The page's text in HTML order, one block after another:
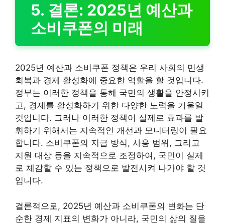
5. 결론: 2025년 예산과
소비쿠폰의 미래
2025년 예산과 소비쿠폰 정책은 우리 사회의 민생
회복과 경제 활성화에 중요한 역할을 할 것입니다.
정부는 이러한 정책을 통해 국민의 생활을 안정시키
고, 경제를 활성화하기 위한 다양한 노력을 기울일
것입니다. 그러나 이러한 정책이 실제로 효과를 발
휘하기 위해서는 지속적인 개선과 모니터링이 필요
합니다. 소비쿠폰의 지급 방식, 사용 범위, 그리고
지원 대상 등을 지속적으로 조정하여, 국민이 실제
로 체감할 수 있는 정책으로 발전시켜 나가야 할 것
입니다.
결론적으로, 2025년 예산과 소비쿠폰의 변화는 단
순한 경제 지표의 변화가 아니라, 국민의 삶의 질을